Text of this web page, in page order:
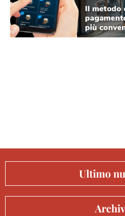
Ultimo